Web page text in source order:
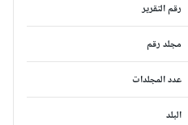
رقم التقرير
مجلد رقم
عدد المجلدات
البلد